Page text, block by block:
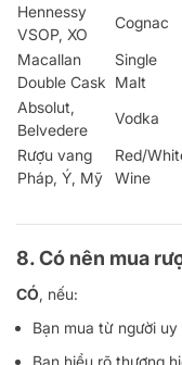
Hennessy
VSOP, XO
Cognac
Macallan
Double Cask
Single
Malt
Absolut,
Belvedere
Vodka
Rượu vang
Pháp, Ý, Mỹ
Red/
Wine
8. Có nên mua
CÓ, nếu:
Bạn mua từ người
Bạn hiểu rõ thương